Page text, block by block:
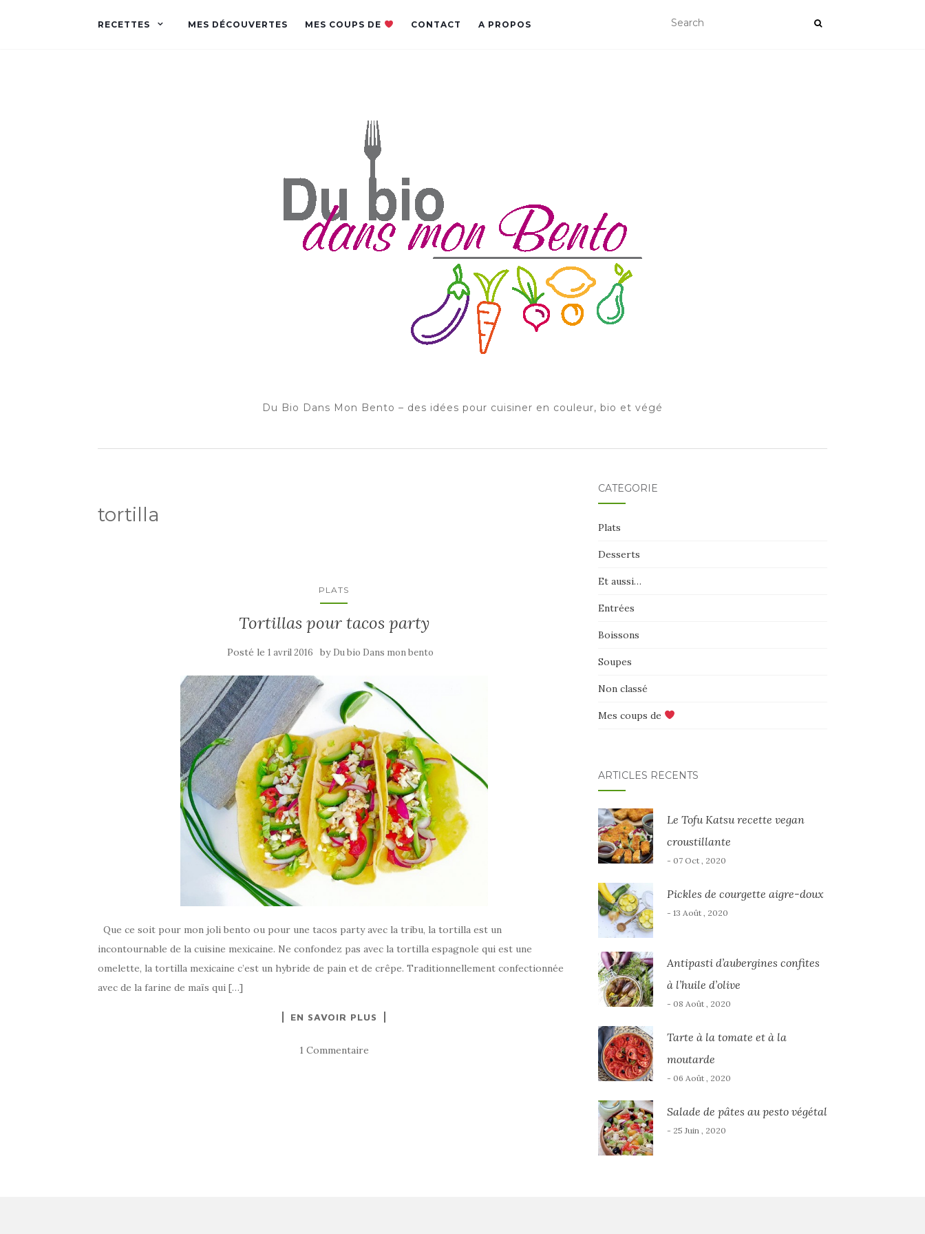
RECETTES MES DÉCOUVERTES MES COUPS DE CONTACT A PROPOS
Du Bio Dans Mon Bento – des idées pour cuisiner en couleur, bio et végé
tortilla
PLATS
Tortillas pour tacos party
Posté le1 avril 2016 by Du bio Dans mon bento
Que ce soit pour mon joli bento ou pour une tacos party avec la tribu, la tortilla est un
incontournable de la cuisine mexicaine. Ne confondez pas avec la tortilla espagnole qui est une
omelette, la tortilla mexicaine c’est un hybride de pain et de crêpe. Traditionnellement confectionnée
avec de la farine de maïs qui […]
EN SAVOIR PLUS
1 Commentaire
CATÉGORIE
Plats
Desserts
Et aussi…
Entrées
Boissons
Soupes
Non classé
Mes coups de
ARTICLES RÉCENTS
Le Tofu Katsu recette vegan
croustillante
- 07 Oct , 2020
Pickles de courgette aigre-doux
- 13 Août , 2020
Antipasti d’aubergines confites
à l’huile d’olive
- 08 Août , 2020
Tarte à la tomate et à la
moutarde
- 06 Août , 2020
Salade de pâtes au pesto végétal
- 25 Juin , 2020